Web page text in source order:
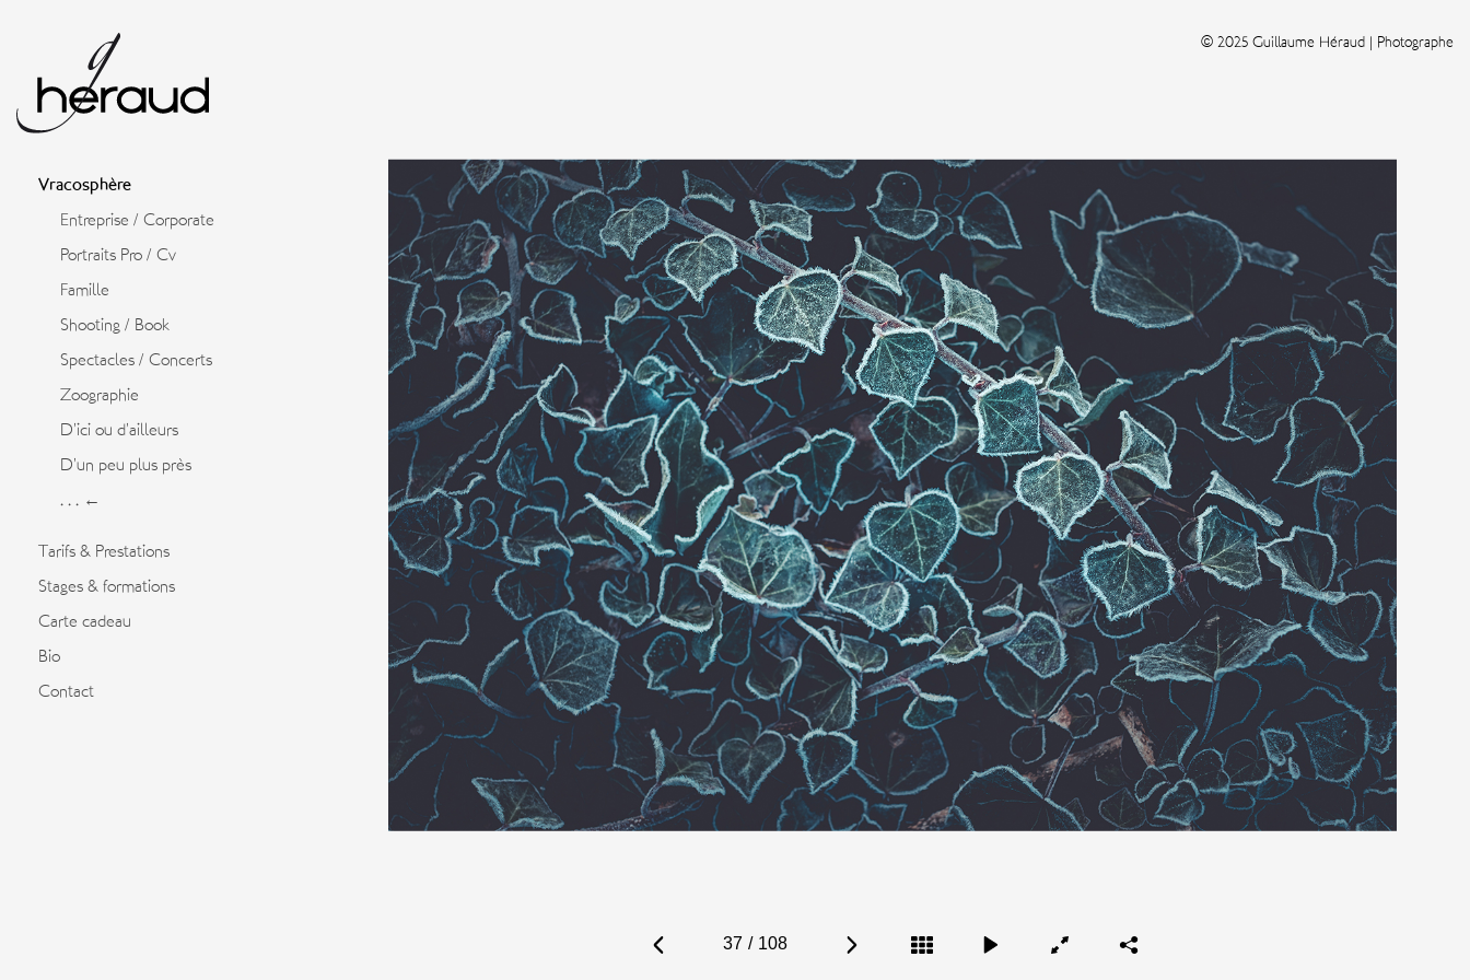
Vracosphère
Entreprise / Corporate
Portraits Pro / Cv
Famille
Shooting / Book
Spectacles / Concerts
Zoographie
D’ici ou d’ailleurs
D’un peu plus près
. . . ←
Tarifs & Prestations
Stages & formations
Carte cadeau
Bio
Contact
© 2025 Guillaume Héraud | Photographe
37 / 108